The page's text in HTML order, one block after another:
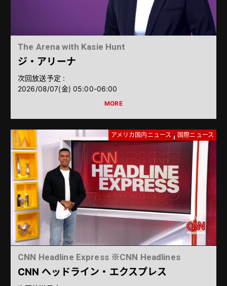
The Arena with Kasie Hunt
ジ・アリーナ
次回放送予定 :
2026/08/07（金） 05:00-06:00
CNN Headline Express ※CNN Headlines
CNN ヘッドライン・エクスプレス
アメリカ国内ニュース 国際ニュース